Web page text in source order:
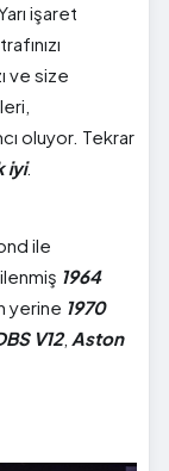
işaret
ve size
oluyor. Tekrar
iyi.
ile
1964
yerine 1970
V12, Aston